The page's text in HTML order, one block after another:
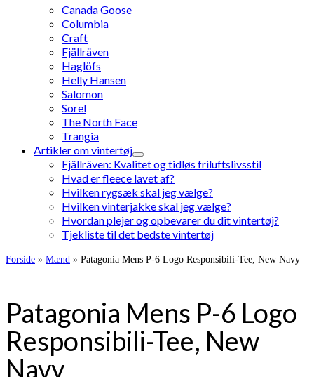
Canada Goose
Columbia
Craft
Fjällräven
Haglöfs
Helly Hansen
Salomon
Sorel
The North Face
Trangia
Artikler om vintertøj
Fjällräven: Kvalitet og tidløs friluftslivsstil
Hvad er fleece lavet af?
Hvilken rygsæk skal jeg vælge?
Hvilken vinterjakke skal jeg vælge?
Hvordan plejer og opbevarer du dit vintertøj?
Tjekliste til det bedste vintertøj
Forside » Mænd » Patagonia Mens P-6 Logo Responsibili-Tee, New Navy
Patagonia Mens P-6 Logo
Responsibili-Tee, New
Navy